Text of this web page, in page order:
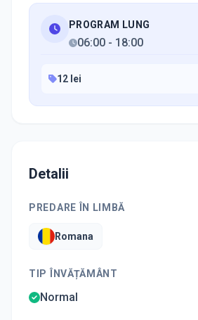
PROGRAM LUNG
06:00 - 18:00
12 lei
Detalii
PREDARE ÎN LIMBĂ
Romana
TIP ÎNVĂȚĂMÂNT
Normal